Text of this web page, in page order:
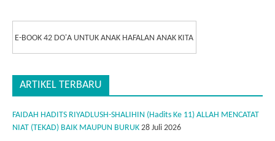
E-BOOK 42 DO'A UNTUK ANAK HAFALAN ANAK KITA
ARTIKEL TERBARU
FAIDAH HADITS RIYADLUSH-SHALIHIN (Hadits Ke 11) ALLAH MENCATAT
NIAT (TEKAD) BAIK MAUPUN BURUK 28 Juli 2026